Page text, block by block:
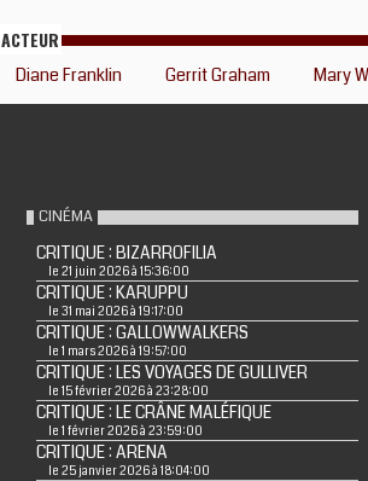
ACTEUR
Diane Franklin Gerrit Graham Mary
CINÉMA
CRITIQUE : BIZARROFILIA
le 21 juin 2026 à 15:36:00
CRITIQUE : KARUPPU
le 31 mai 2026 à 19:17:00
CRITIQUE : GALLOWWALKERS
le 1 mars 2026 à 19:57:00
CRITIQUE : LES VOYAGES DE GULLIVER
le 15 février 2026 à 23:28:00
CRITIQUE : LE CRÂNE MALÉFIQUE
le 1 février 2026 à 23:59:00
CRITIQUE : ARENA
le 25 janvier 2026 à 18:04:00